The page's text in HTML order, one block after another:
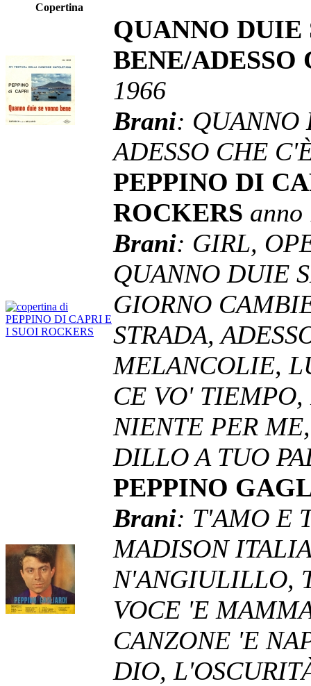
Copertina
QUANNO DUIE
BENE/
1966
Brani: QUANNO
ADESSO CHE
PEPPINO DI
ROCKERS anno
Brani: GIRL,
QUANNO DUIE
GIORNO
STRADA,
MELANCOLIE,
CE VO'
NIENTE PER
DILLO A TUO
PEPPINO
Brani: T'AMO E
MADISON
N'ANGIULILLO,
VOCE 'E
CANZONE 'E
DIO,